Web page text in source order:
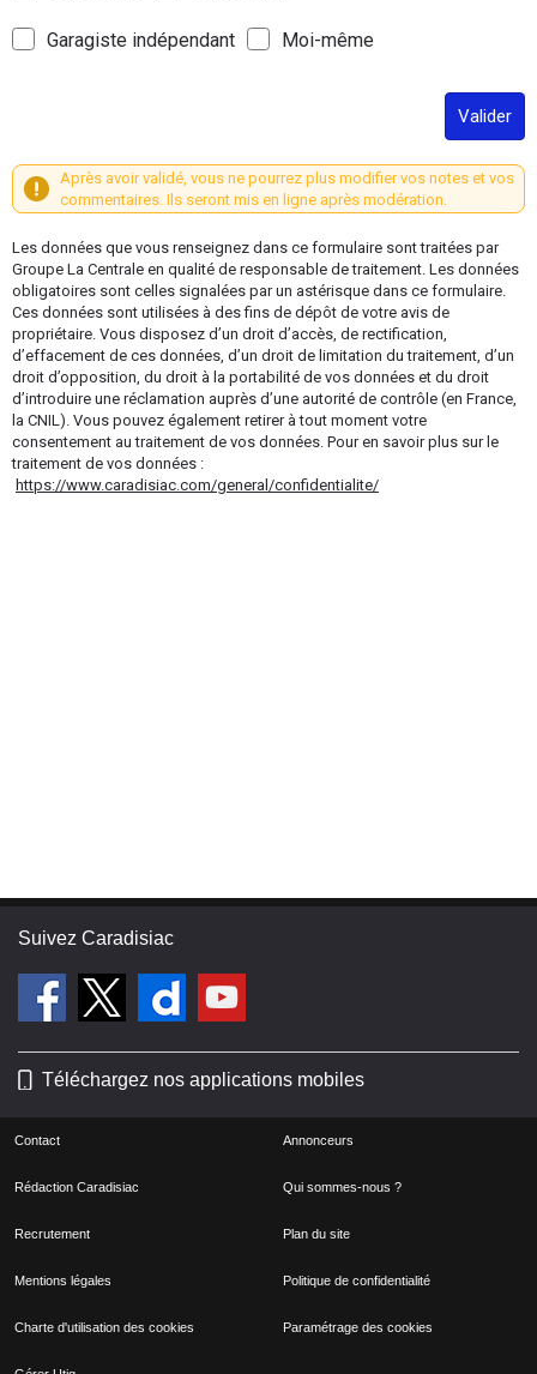
Garagiste indépendant Moi-même
Valider
Après avoir validé, vous ne pourrez plus modifier vos notes et vos
commentaires. Ils seront mis en ligne après modération.
Les données que vous renseignez dans ce formulaire sont traitées par
Groupe La Centrale en qualité de responsable de traitement. Les données
obligatoires sont celles signalées par un astérisque dans ce formulaire.
Ces données sont utilisées à des fins de dépôt de votre avis de
propriétaire. Vous disposez d’un droit d’accès, de rectification,
d’effacement de ces données, d’un droit de limitation du traitement, d’un
droit d’opposition, du droit à la portabilité de vos données et du droit
d’introduire une réclamation auprès d’une autorité de contrôle (en France,
la CNIL). Vous pouvez également retirer à tout moment votre
consentement au traitement de vos données. Pour en savoir plus sur le
traitement de vos données :
https://www.caradisiac.com/general/confidentialite/
Suivez Caradisiac
Téléchargez nos applications mobiles
Contact Annonceurs
Rédaction Caradisiac Qui sommes-nous ?
Recrutement Plan du site
Mentions légales Politique de confidentialité
Charte d'utilisation des cookies Paramétrage des cookies